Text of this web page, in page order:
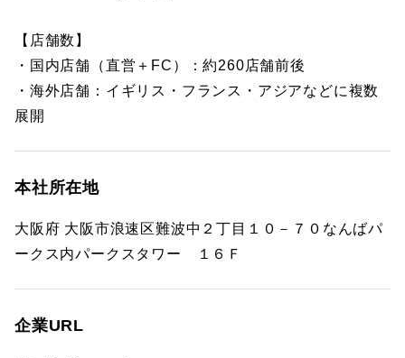
【店舗数】
・国内店舗（直営＋FC）：約260店舗前後
・海外店舗：イギリス・フランス・アジアなどに複数
展開
本社所在地
大阪府 大阪市浪速区難波中２丁目１０－７０なんばパ
ークス内パークスタワー １６Ｆ
企業URL